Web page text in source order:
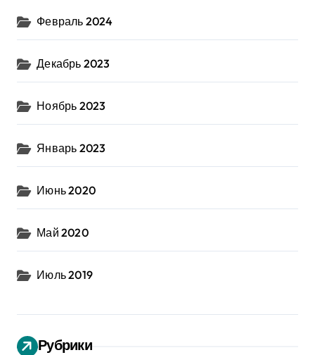
Февраль 2024
Декабрь 2023
Ноябрь 2023
Январь 2023
Июнь 2020
Май 2020
Июль 2019
Рубрики